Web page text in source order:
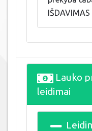
IŠDAVIMAS
Lauko
leidimai